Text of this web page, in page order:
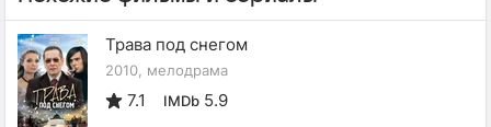
Трава под снегом
2010, мелодрама
7.1 IMDb 5.9